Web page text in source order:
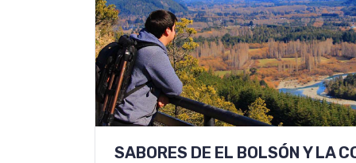
SABORES DE EL BOLSÓN Y LA